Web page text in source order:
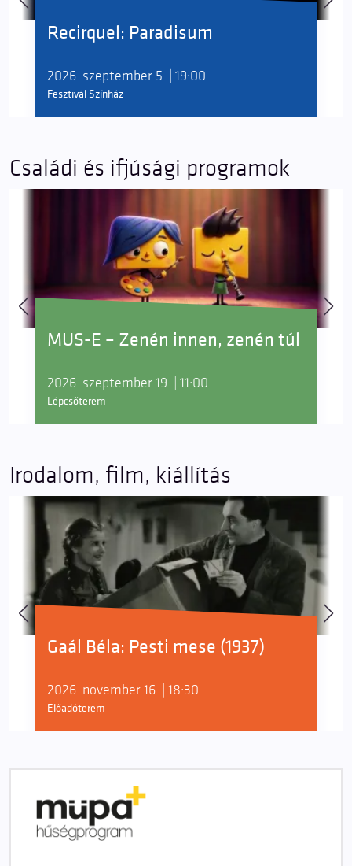
Recirquel: Paradisum
2026. szeptember 5. | 19:00
Fesztivál Színház
Családi és ifjúsági programok
MUS-E – Zenén innen, zenén túl
2026. szeptember 19. | 11:00
Lépcsőterem
Irodalom, film, kiállítás
Gaál Béla: Pesti mese (1937)
2026. november 16. | 18:30
Előadóterem